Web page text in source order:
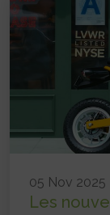
05 Nov 2025
Les